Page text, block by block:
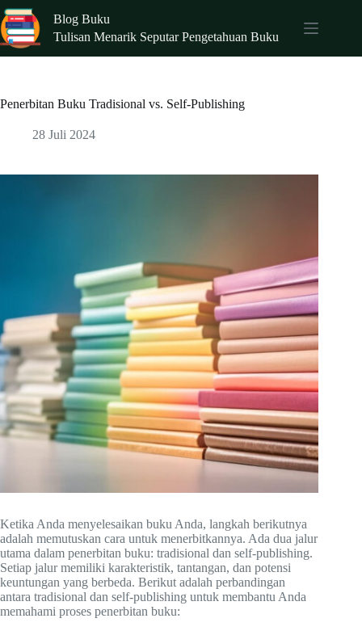
Skip
to
content
Blog Buku
Tulisan Menarik Seputar Pengetahuan Buku
Penerbitan Buku Tradisional vs. Self-Publishing
28 Juli 2024
Ketika Anda menyelesaikan buku Anda, langkah berikutnya
adalah memutuskan cara untuk menerbitkannya. Ada dua jalur
utama dalam penerbitan buku: tradisional dan self-publishing.
Setiap jalur memiliki karakteristik, tantangan, dan potensi
keuntungan yang berbeda. Berikut adalah perbandingan
antara tradisional dan self-publishing untuk membantu Anda
memahami proses penerbitan buku: